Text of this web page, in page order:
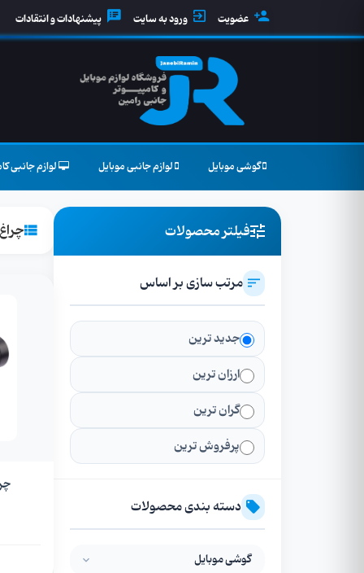
عضویت ورود به سایت پیشنهادات و انتقادات
گوشی موبایل لوازم جانبی موبایل لوازم جانبی
فیلتر محصولات
مرتب سازی بر اساس
جدید ترین
ارزان ترین
گران ترین
پرفروش ترین
دسته بندی محصولات
گوشی موبایل